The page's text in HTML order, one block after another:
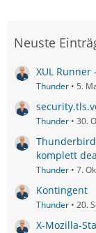
Neuste
XUL
Thunder 5.
Thunder 30.
komplett
Thunder 7.
Kontingent
Thunder 20.
X-Mozilla-